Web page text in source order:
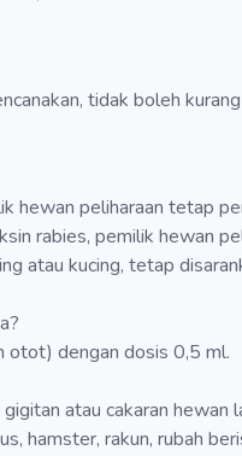
tidak boleh
hewan peliharaan tetap
rabies, pemilik hewan
atau kucing, tetap
otot) dengan dosis 0,5 ml.
atau cakaran hewan
hamster, rakun, rubah